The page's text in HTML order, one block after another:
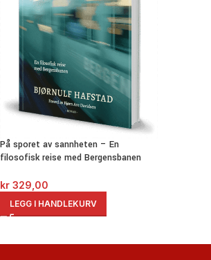
På sporet av sannheten – En
filosofisk reise med Bergensbanen
kr 329,00
LEGG I HANDLEKURV